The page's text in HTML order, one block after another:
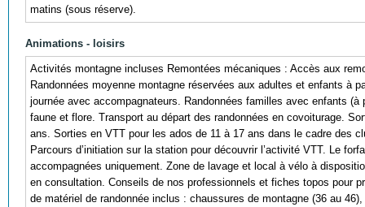
matins (sous réserve).
Animations - loisirs
Activités montagne incluses Remontées mécaniques : Accès aux
Randonnées moyenne montagne réservées aux adultes et enfants à
journée avec accompagnateurs. Randonnées familles avec enfants
faune et flore. Transport au départ des randonnées en covoiturage.
ans. Sorties en VTT pour les ados de 11 à 17 ans dans le cadre des
Parcours d’initiation sur la station pour découvrir l’activité VTT. Le
accompagnées uniquement. Zone de lavage et local à vélo à
en consultation. Conseils de nos professionnels et fiches topos pour
de matériel de randonnée inclus : chaussures de montagne (36 au